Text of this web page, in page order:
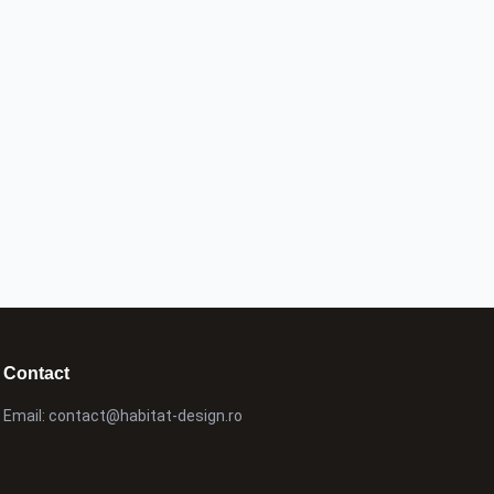
Contact
Email: contact@habitat-design.ro